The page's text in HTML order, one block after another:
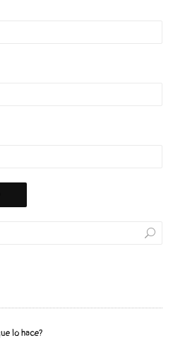
lo hace?